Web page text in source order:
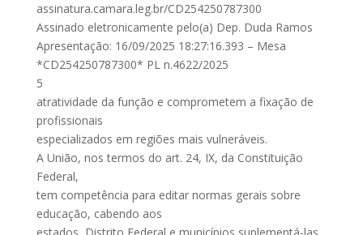
assinatura.camara.leg.br/CD254250787300
Assinado eletronicamente pelo(a) Dep. Duda Ramos
Apresentação: 16/09/2025 18:27:16.393 – Mesa
*CD254250787300* PL n.4622/2025
5
atratividade da função e comprometem a fixação de
profissionais
especializados em regiões mais vulneráveis.
A União, nos termos do art. 24, IX, da Constituição
Federal,
tem competência para editar normas gerais sobre
educação, cabendo aos